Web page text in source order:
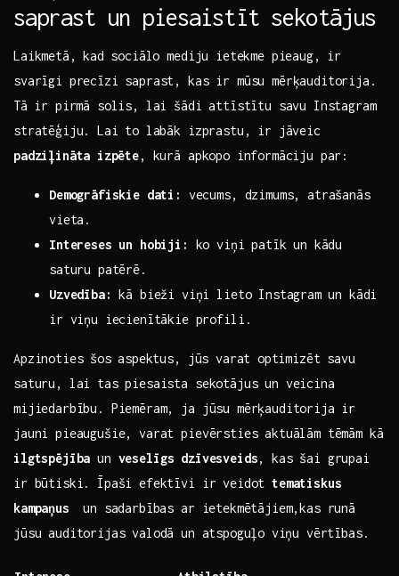
saprast‌ un piesaistīt sekotājus
Laikmetā, ⁣kad⁤ sociālo mediju ietekme pieaug, ir
svarīgi ‍precīzi​ saprast, kas ir mūsu mērķauditorija.
Tā ⁤ir pirmā solis, lai šādi attīstītu ‍savu Instagram
stratēģiju. ⁣Lai to labāk ​izprastu, ir jāveic⁣
padziļināta ⁤izpēte, kurā apkopo informāciju par:
Demogrāfiskie dati:
vecums, dzimums, atrašanās
vieta.
Intereses un ​hobiji:
ko viņi patīk‌ un⁣ kādu
‌saturu patērē.
Uzvedība: kā bieži viņi lieto Instagram ⁣un kādi
ir viņu ​iecienītākie ‍profili.
Apzinoties ⁤šos ⁢aspektus,‍ jūs ​varat ⁤optimizēt savu
saturu, lai tas piesaista sekotājus un veicina
mijiedarbību. Piemēram, ja jūsu mērķauditorija ir
‌jauni ‍pieaugušie, varat pievērsties aktuālām tēmām kā
ilgtspējība un veselīgs dzīvesveids,‍ kas⁤ šai grupai
ir būtiski. Īpaši efektīvi ir ‌veidottematiskus
kampaņus ⁤ un ​sadarbības ar ietekmētājiem,kas runā
jūsu auditorijas valodā ⁣un atspoguļo⁢ viņu ‌vērtības.